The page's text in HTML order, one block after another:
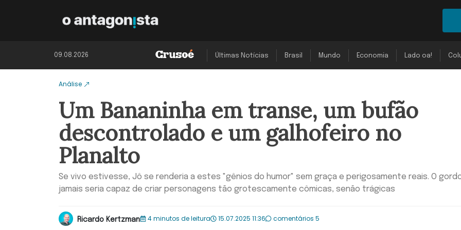
09.08.2026 Últimas Notícias Brasil Mundo Economia Lado oa!
Análise
Um Bananinha em transe, um bufão
descontrolado e um galhofeiro no
Planalto
Se vivo estivesse, Jô se renderia a estes "gênios do humor" sem graça e perigosamente reais. O
jamais seria capaz de criar personagens tão grotescamente cômicas, senão trágicas
Ricardo Kertzman 4 minutos de leitura 15.07.2025 11:36 comentários 5